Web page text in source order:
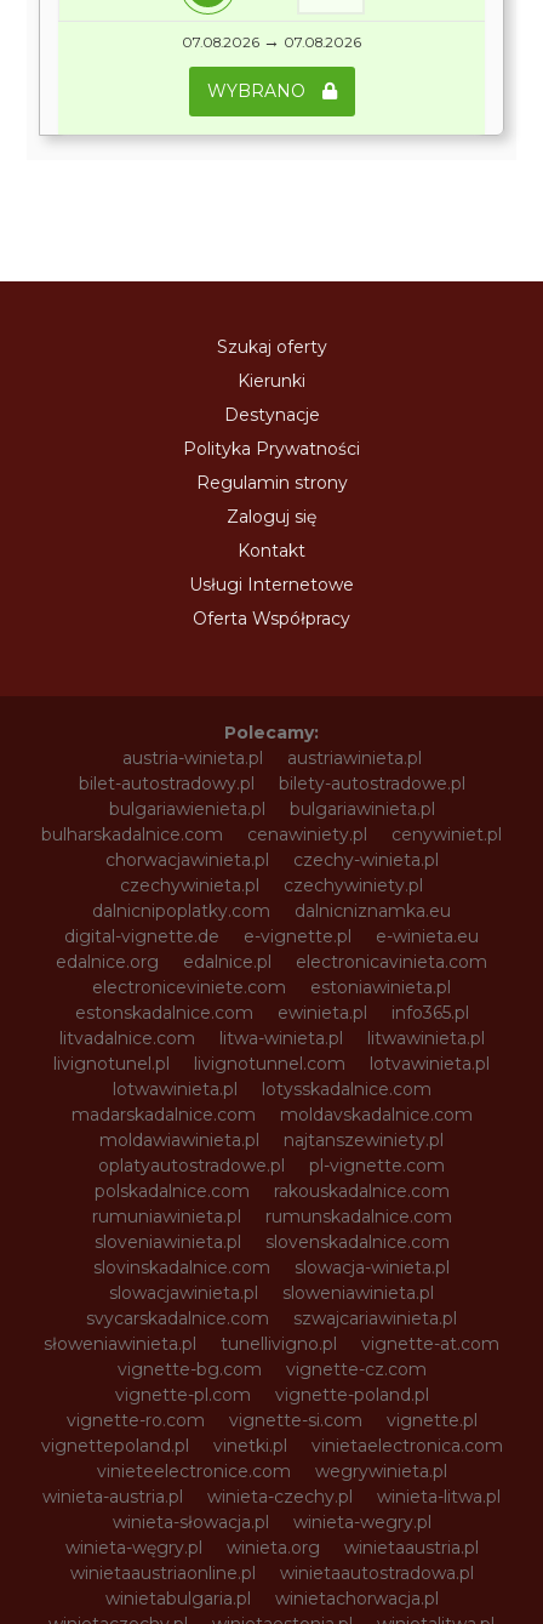
07.08.2026 → 07.08.2026
WYBRANO
Szukaj oferty
Kierunki
Destynacje
Polityka Prywatności
Regulamin strony
Zaloguj się
Kontakt
Usługi Internetowe
Oferta Współpracy
Polecamy:
austria-winieta.pl
austriawinieta.pl
bilet-autostradowy.pl
bilety-autostradowe.pl
bulgariawienieta.pl
bulgariawinieta.pl
bulharskadalnice.com
cenawiniety.pl
cenywiniet.pl
chorwacjawinieta.pl
czechy-winieta.pl
czechywinieta.pl
czechywiniety.pl
dalnicnipoplatky.com
dalnicniznamka.eu
digital-vignette.de
e-vignette.pl
e-winieta.eu
edalnice.org
edalnice.pl
electronicavinieta.com
electroniceviniete.com
estoniawinieta.pl
estonskadalnice.com
ewinieta.pl
info365.pl
litvadalnice.com
litwa-winieta.pl
litwawinieta.pl
livignotunel.pl
livignotunnel.com
lotvawinieta.pl
lotwawinieta.pl
lotysskadalnice.com
madarskadalnice.com
moldavskadalnice.com
moldawiawinieta.pl
najtanszewiniety.pl
oplatyautostradowe.pl
pl-vignette.com
polskadalnice.com
rakouskadalnice.com
rumuniawinieta.pl
rumunskadalnice.com
sloveniawinieta.pl
slovenskadalnice.com
slovinskadalnice.com
slowacja-winieta.pl
slowacjawinieta.pl
sloweniawinieta.pl
svycarskadalnice.com
szwajcariawinieta.pl
słoweniawinieta.pl
tunellivigno.pl
vignette-at.com
vignette-bg.com
vignette-cz.com
vignette-pl.com
vignette-poland.pl
vignette-ro.com
vignette-si.com
vignette.pl
vignettepoland.pl
vinetki.pl
vinietaelectronica.com
vinieteelectronice.com
wegrywinieta.pl
winieta-austria.pl
winieta-czechy.pl
winieta-litwa.pl
winieta-słowacja.pl
winieta-wegry.pl
winieta-węgry.pl
winieta.org
winietaaustria.pl
winietaaustriaonline.pl
winietaautostradowa.pl
winietabulgaria.pl
winietachorwacja.pl